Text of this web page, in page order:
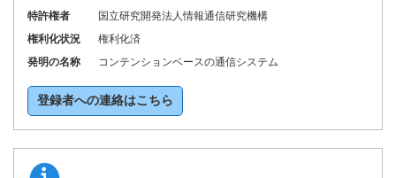
特許権者
国立研究開発法人情報通信研究機構
権利化状況
権利化済
発明の名称
コンテンションベースの通信システム
登録者への連絡はこちら